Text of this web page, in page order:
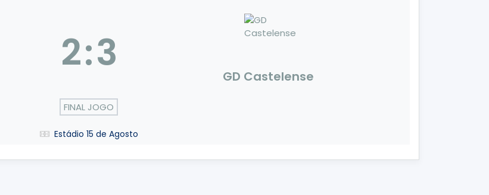
2:3 GD Castelense
FINAL JOGO
Estádio 15 de Agosto